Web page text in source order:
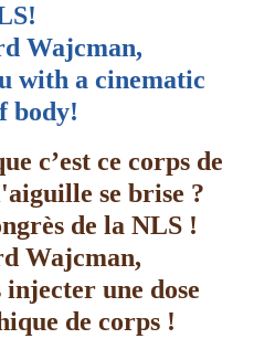
Wajcman,
with a cinematic
body!
c’est ce corps de
se brise ?
de la NLS !
Wajcman,
injecter une dose
de corps !